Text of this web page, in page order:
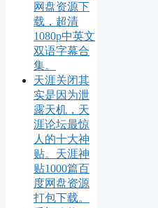
网盘资源下
载，超清
1080p中英文
双语字幕合
集。
天涯关闭其
实是因为泄
露天机，天
涯论坛最惊
人的十大神
贴。天涯神
贴1000篇百
度网盘资源
打包下载。